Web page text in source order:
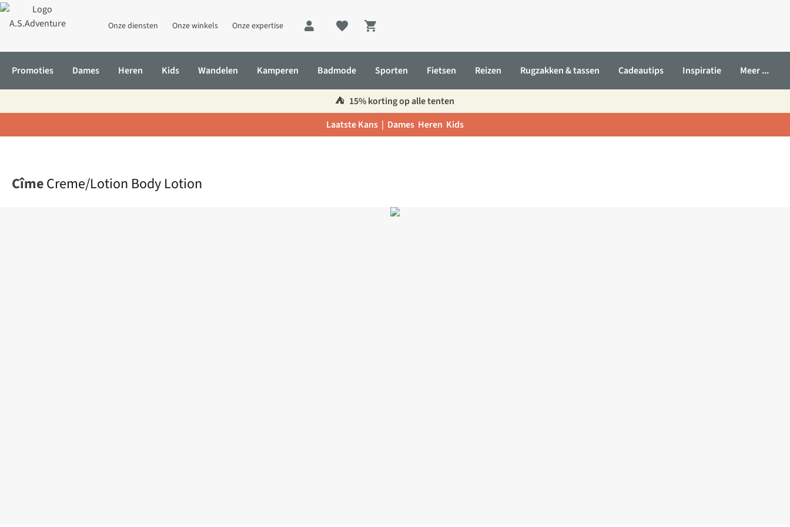
Onze diensten Onze winkels Onze expertise
Shopping cart
Promoties Dames Heren Kids Wandelen Kamperen Badmode Sporten Fietsen Reizen Rugzakken & tassen Cadeautips Inspiratie Meer ...
⛺️ 15% korting op alle tenten
Laatste Kans | Dames Heren Kids
CîmeCreme/Lotion Body Lotion